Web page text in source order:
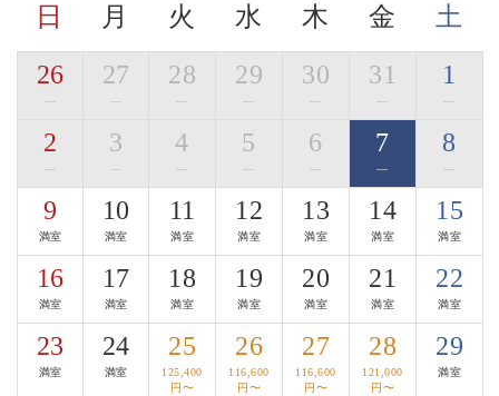
信州の郷の香りを感じていただけましたら幸いです。
■お食事処
車椅子の対応が可能な料亭もございます。
・「木曽漆器のお箸」使用体験
ご夕食時には、木曽平沢の老舗「荻村漆器店」の木曽漆
器のお箸をご用意。
3種からお好みの一膳を選び、料理とともに日本の手仕
事を体感いただけます。
■地酒Bar
夜８時以降は、囲炉裏茶の間が地酒Barになります。
諏訪は、酒蔵が数多くある事でも有名な地。
日 月 火 水 木 金
土
26
—
27
—
28
—
29
—
30
—
31
—
1
—
2
—
3
—
4
—
5
—
6
—
7
—
8
—
9
満室
10
満室
11
満室
12
満室
13
満室
14
満室
15
満室
16
満室
17
満室
18
満室
19
満室
20
満室
21
満室
22
満室
23
満室
24
満室
25
125,400
円〜
26
116,600
円〜
27
116,600
円〜
28
121,000
円〜
29
満室